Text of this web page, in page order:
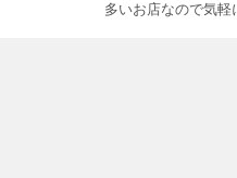
多いお店なので気